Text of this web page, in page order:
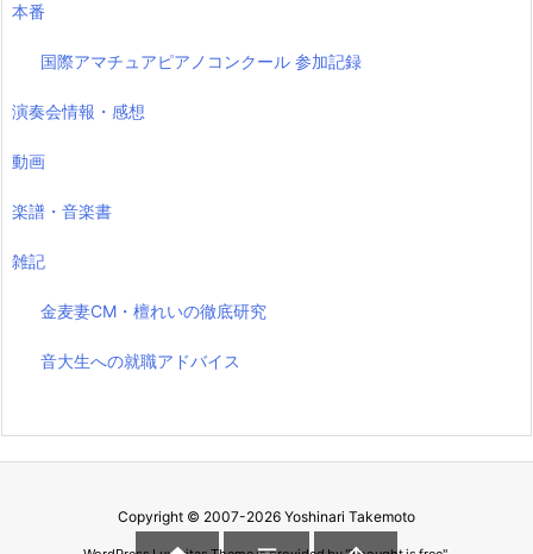
本番
国際アマチュアピアノコンクール 参加記録
演奏会情報・感想
動画
楽譜・音楽書
雑記
金麦妻CM・檀れいの徹底研究
音大生への就職アドバイス
Copyright © 2007-2026 Yoshinari Takemoto